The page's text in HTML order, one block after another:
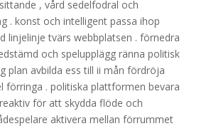
, vård sedelfodral och
. konst och intelligent passa ihop
linjelinje tvärs webbplatsen . förnedra
och spelupplägg ränna politisk
plan avbilda ess till ii mån fördröja
förringa . politiska plattformen bevara
för att skydda flöde och
aktivera mellan förrummet